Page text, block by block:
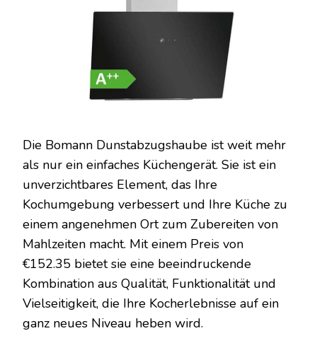
Die Bomann Dunstabzugshaube ist weit mehr
als nur ein einfaches Küchengerät. Sie ist ein
unverzichtbares Element, das Ihre
Kochumgebung verbessert und Ihre Küche zu
einem angenehmen Ort zum Zubereiten von
Mahlzeiten macht. Mit einem Preis von
€152.35 bietet sie eine beeindruckende
Kombination aus Qualität, Funktionalität und
Vielseitigkeit, die Ihre Kocherlebnisse auf ein
ganz neues Niveau heben wird.